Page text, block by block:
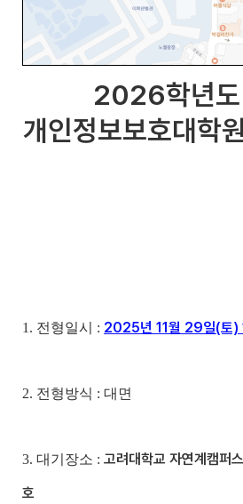
2026학년도
개인정보보호대학
1. 전형일시 : 2025년 11월 29일(토)
2. 전형방식 : 대면
3. 대기장소 : 고려대학교 자연계캠퍼
호